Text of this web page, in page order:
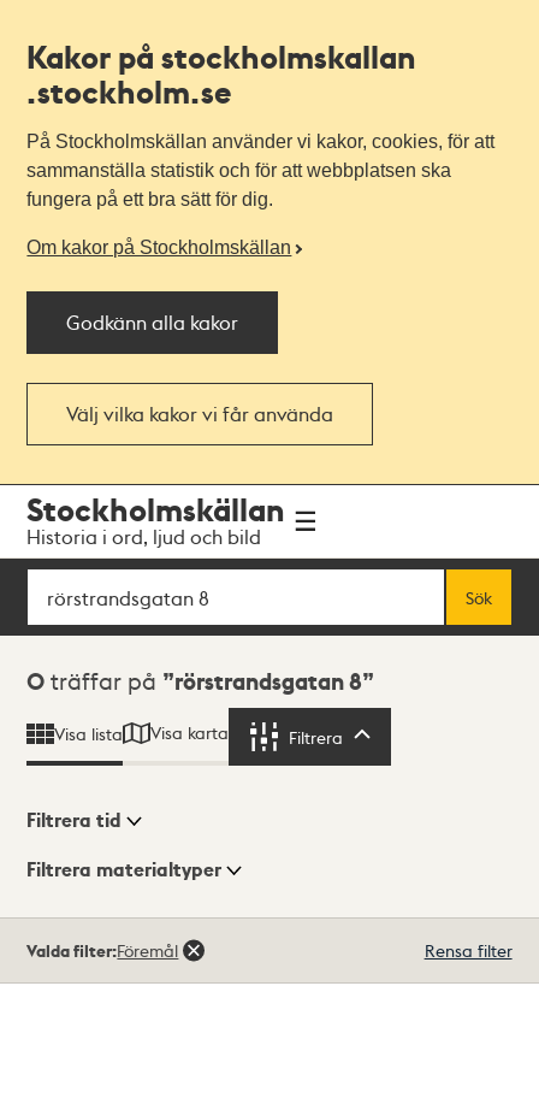
Kakor på stockholmskallan
.stockholm.se
På Stockholmskällan använder vi kakor, cookies, för att
sammanställa statistik och för att webbplatsen ska
fungera på ett bra sätt för dig.
Om kakor på Stockholmskällan
Godkänn alla kakor
Välj vilka kakor vi får använda
navigationen
huvudinnehållet
Stockholmskällan
Historia i ord, ljud och bild
Sök
Sök
Sökresultat
0 träffar på rörstrandsgatan 8
Visa lista Visa karta Filtrera
Visningsläge
Filtrera tid
Filtrera materialtyper
träffar
Valda filter:Föremål Rensa filter